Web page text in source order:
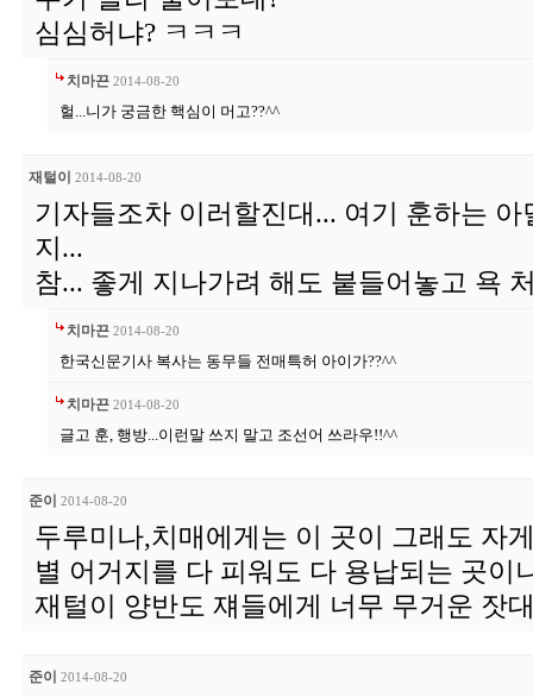
심심허냐? ㅋㅋㅋ
치마끈 2014-08-20
헐...니가 궁금한 핵심이 머고??^^
재털이 2014-08-20
기자들조차 이러할진대... 여기 훈하는
지...
참... 좋게 지나가려 해도 붙들어놓고 욕
치마끈 2014-08-20
한국신문기사 복사는 동무들 전매특허 아이가??^^
치마끈 2014-08-20
글고 훈, 행방...이런말 쓰지 말고 조선어 쓰라우!!^^
준이 2014-08-20
두루미나,치매에게는 이 곳이 그래도 자
별 어거지를 다 피워도 다 용납되는 곳이
재털이 양반도 쟤들에게 너무 무거운 잣
준이 2014-08-20